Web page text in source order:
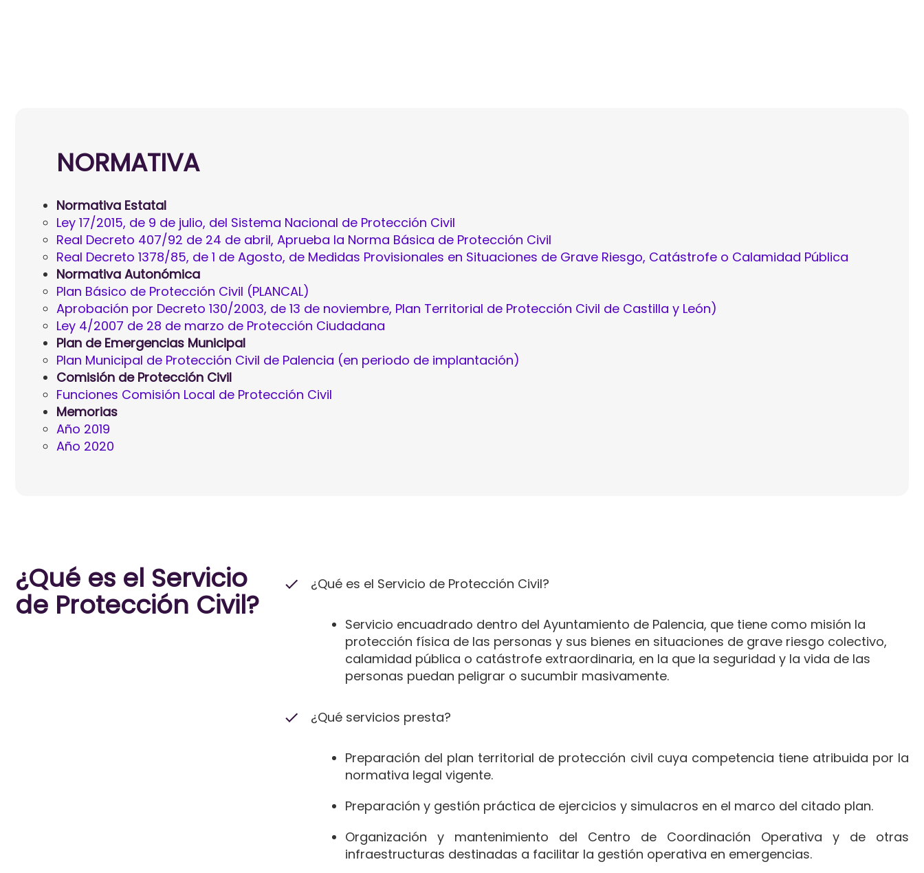
NORMATIVA
Normativa Estatal
Ley 17/2015, de 9 de julio, del Sistema Nacional de Protección Civil
Real Decreto 407/92 de 24 de abril, Aprueba la Norma Básica de Protección Civil
Real Decreto 1378/85, de 1 de Agosto, de Medidas Provisionales en Situaciones de Grave Riesgo, Catástrofe o Calamidad Pública
Normativa Autonómica
Plan Básico de Protección Civil (PLANCAL)
Aprobación por Decreto 130/2003, de 13 de noviembre, Plan Territorial de Protección Civil de Castilla y León)
Ley 4/2007 de 28 de marzo de Protección Ciudadana
Plan de Emergencias Municipal
Plan Municipal de Protección Civil de Palencia (en periodo de implantación)
Comisión de Protección Civil
Funciones Comisión Local de Protección Civil
Memorias
Año 2019
Año 2020
¿Qué es el Servicio
de Protección Civil?
¿Qué es el Servicio de Protección Civil?
Servicio encuadrado dentro del Ayuntamiento de Palencia, que tiene como misión la
protección física de las personas y sus bienes en situaciones de grave riesgo colectivo,
calamidad pública o catástrofe extraordinaria, en la que la seguridad y la vida de las
personas puedan peligrar o sucumbir masivamente.
¿Qué servicios presta?
Preparación del plan territorial de protección civil cuya competencia tiene atribuida por la
normativa legal vigente.
Preparación y gestión práctica de ejercicios y simulacros en el marco del citado plan.
Organización y mantenimiento del Centro de Coordinación Operativa y de otras
infraestructuras destinadas a facilitar la gestión operativa en emergencias.